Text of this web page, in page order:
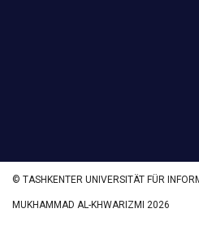
© TASHKENTER UNIVERSITÄT FÜR
MUKHAMMAD AL-KHWARIZMI 2026